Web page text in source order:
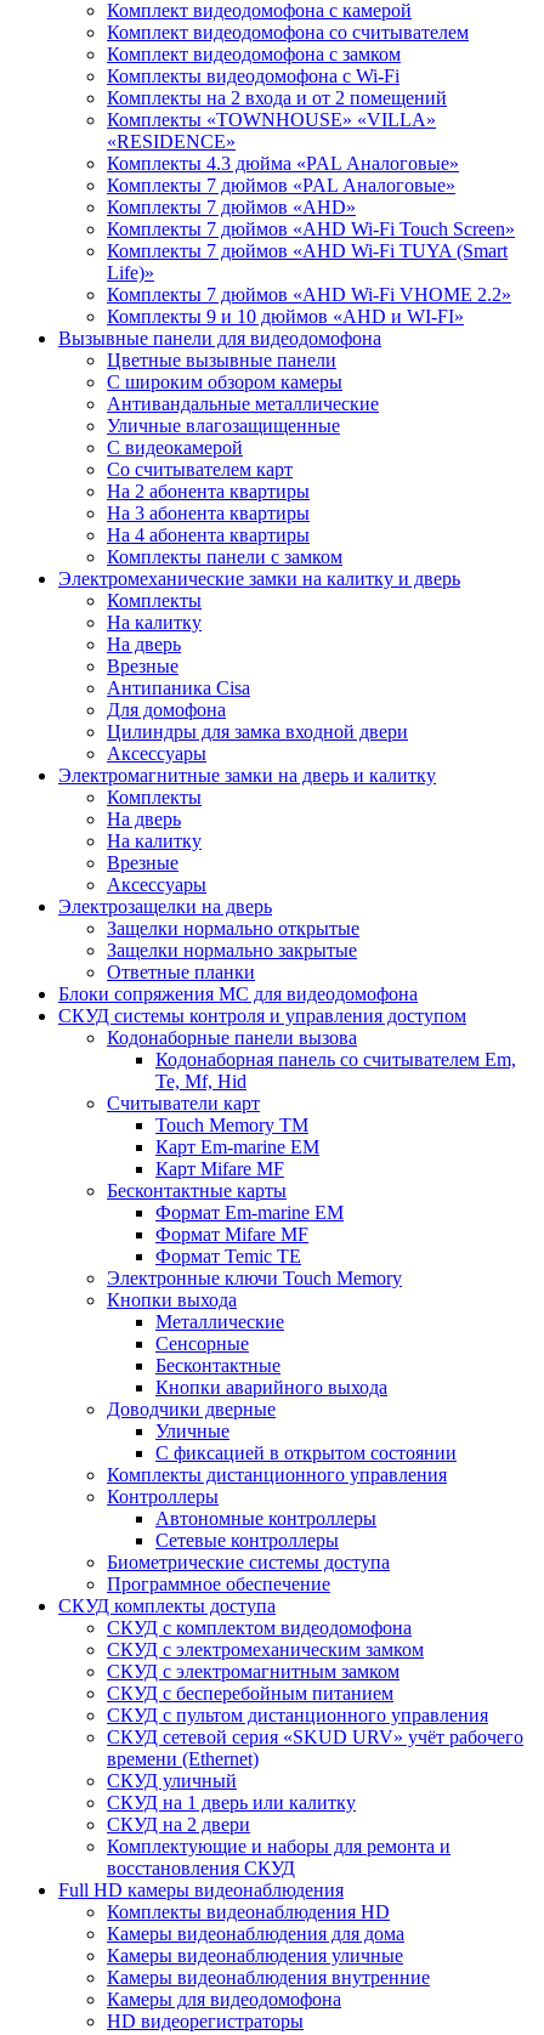
Комплект видеодомофона с камерой
Комплект видеодомофона со считывателем
Комплект видеодомофона c замком
Комплекты видеодомофона с Wi-Fi
Комплекты на 2 входа и от 2 помещений
Комплекты «TOWNHOUSE» «VILLA»
«RESIDENCE»
Комплекты 4.3 дюйма «PAL Аналоговые»
Комплекты 7 дюймов «PAL Аналоговые»
Комплекты 7 дюймов «AHD»
Комплекты 7 дюймов «AHD Wi-Fi Touch Screen»
Комплекты 7 дюймов «AHD Wi-Fi TUYA (Smart
Life)»
Комплекты 7 дюймов «AHD Wi-Fi VHOME 2.2»
Комплекты 9 и 10 дюймов «AHD и WI-FI»
Вызывные панели для видеодомофона
Цветные вызывные панели
С широким обзором камеры
Антивандальные металлические
Уличные влагозащищенные
С видеокамерой
Со считывателем карт
На 2 абонента квартиры
На 3 абонента квартиры
На 4 абонента квартиры
Комплекты панели с замком
Электромеханические замки на калитку и дверь
Комплекты
На калитку
На дверь
Врезные
Антипаника Cisa
Для домофона
Цилиндры для замка входной двери
Аксессуары
Электромагнитные замки на дверь и калитку
Комплекты
На дверь
На калитку
Врезные
Аксессуары
Электрозащелки на дверь
Защелки нормально открытые
Защелки нормально закрытые
Ответные планки
Блоки сопряжения МС для видеодомофона
СКУД системы контроля и управления доступом
Кодонаборные панели вызова
Кодонаборная панель со считывателем Em,
Te, Mf, Hid
Считыватели карт
Touch Memory TM
Карт Em-marine EM
Карт Mifare MF
Бесконтактные карты
Формат Em-marine EM
Формат Mifare MF
Формат Temic TE
Электронные ключи Touch Memory
Кнопки выхода
Металлические
Сенсорные
Бесконтактные
Кнопки аварийного выхода
Доводчики дверные
Уличные
С фиксацией в открытом состоянии
Комплекты дистанционного управления
Контроллеры
Автономные контроллеры
Сетевые контроллеры
Биометрические системы доступа
Программное обеспечение
СКУД комплекты доступа
СКУД с комплектом видеодомофона
СКУД с электромеханическим замком
СКУД с электромагнитным замком
СКУД с бесперебойным питанием
СКУД с пультом дистанционного управления
СКУД сетевой серия «SKUD URV» учёт рабочего
времени (Ethernet)
СКУД уличный
СКУД на 1 дверь или калитку
СКУД на 2 двери
Комплектующие и наборы для ремонта и
восстановления СКУД
Full HD камеры видеонаблюдения
Комплекты видеонаблюдения HD
Камеры видеонаблюдения для дома
Камеры видеонаблюдения уличные
Камеры видеонаблюдения внутренние
Камеры для видеодомофона
HD видеорегистраторы